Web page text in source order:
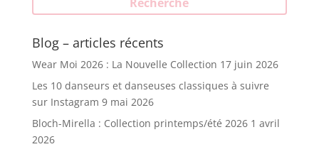
Blog – articles récents
Wear Moi 2026 : La Nouvelle Collection 17 juin 2026
Les 10 danseurs et danseuses classiques à suivre
sur Instagram 9 mai 2026
Bloch-Mirella : Collection printemps/été 2026 1 avril
2026